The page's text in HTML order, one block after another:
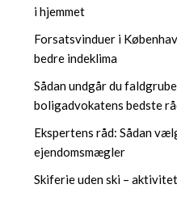
i hjemmet
Forsatsvinduer i
bedre indeklima
Sådan undgår du
boligadvokatens bedste
Ekspertens råd: Sådan
ejendomsmægler
Skiferie uden ski –